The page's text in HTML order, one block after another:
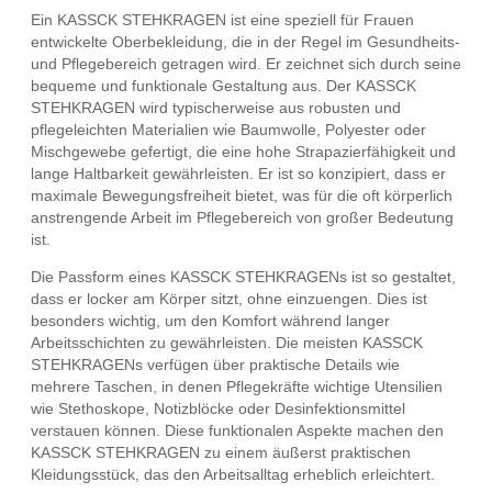
Ein KASSCK STEHKRAGEN ist eine speziell für Frauen
entwickelte Oberbekleidung, die in der Regel im Gesundheits-
und Pflegebereich getragen wird. Er zeichnet sich durch seine
bequeme und funktionale Gestaltung aus. Der KASSCK
STEHKRAGEN wird typischerweise aus robusten und
pflegeleichten Materialien wie Baumwolle, Polyester oder
Mischgewebe gefertigt, die eine hohe Strapazierfähigkeit und
lange Haltbarkeit gewährleisten. Er ist so konzipiert, dass er
maximale Bewegungsfreiheit bietet, was für die oft körperlich
anstrengende Arbeit im Pflegebereich von großer Bedeutung
ist.
Die Passform eines KASSCK STEHKRAGENs ist so gestaltet,
dass er locker am Körper sitzt, ohne einzuengen. Dies ist
besonders wichtig, um den Komfort während langer
Arbeitsschichten zu gewährleisten. Die meisten KASSCK
STEHKRAGENs verfügen über praktische Details wie
mehrere Taschen, in denen Pflegekräfte wichtige Utensilien
wie Stethoskope, Notizblöcke oder Desinfektionsmittel
verstauen können. Diese funktionalen Aspekte machen den
KASSCK STEHKRAGEN zu einem äußerst praktischen
Kleidungsstück, das den Arbeitsalltag erheblich erleichtert.